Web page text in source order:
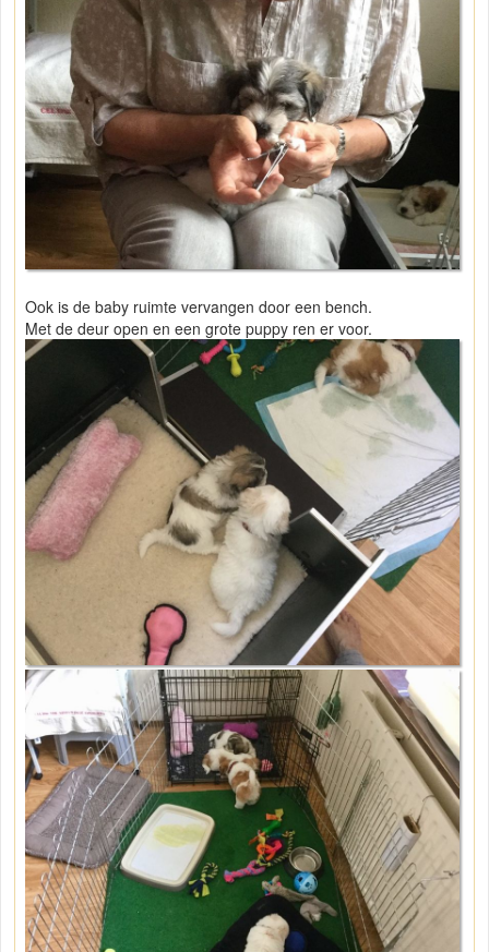
Ook is de baby ruimte vervangen door een bench.
Met de deur open en een grote puppy ren er voor.